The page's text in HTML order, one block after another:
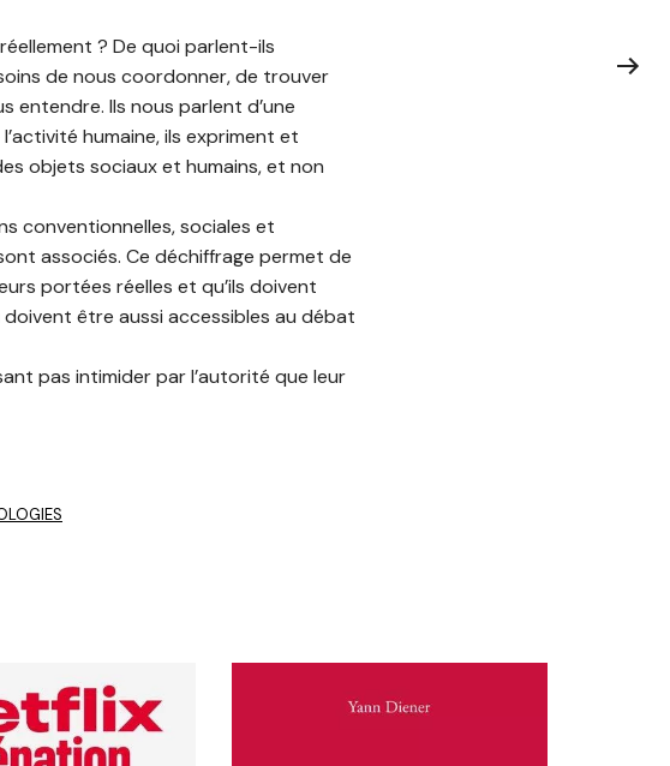
? De quoi parlent-ils
de nous coordonner, de trouver
entendre. Ils nous parlent d’une
humaine, ils expriment et
objets sociaux et humains, et non
conventionnelles, sociales et
associés. Ce déchiffrage permet de
portées réelles et qu’ils doivent
être aussi accessibles au débat
pas intimider par l’autorité que leur